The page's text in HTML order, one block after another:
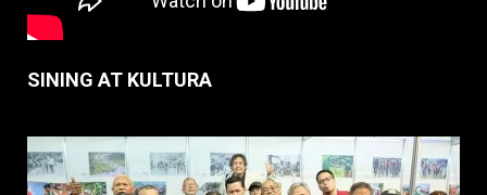
SINING AT KULTURA